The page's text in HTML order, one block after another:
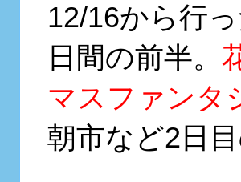
12/16から行
日間の前半。
マスファンタ
朝市など2日